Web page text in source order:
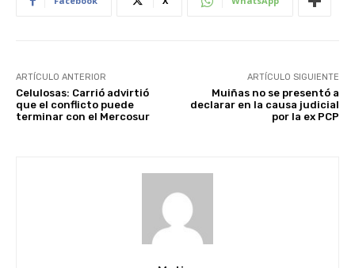
ARTÍCULO ANTERIOR
Celulosas: Carrió advirtió
que el conflicto puede
terminar con el Mercosur
ARTÍCULO SIGUIENTE
Muiñas no se presentó a
declarar en la causa judicial
por la ex PCP